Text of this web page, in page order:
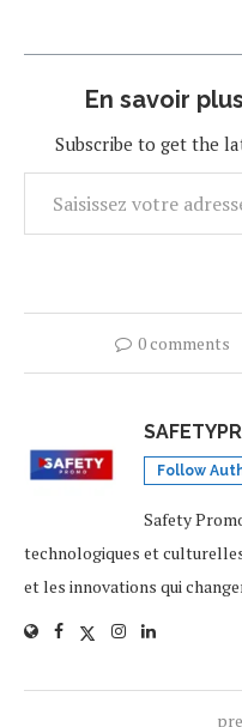
En savoir
Subscribe to get the
0 comments
Follow
Safety
technologiques et
et les innovations qui